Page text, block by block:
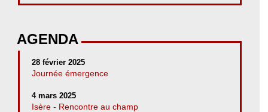
AGENDA
28 février 2025
Journée émergence
4 mars 2025
Isère - Rencontre au champ